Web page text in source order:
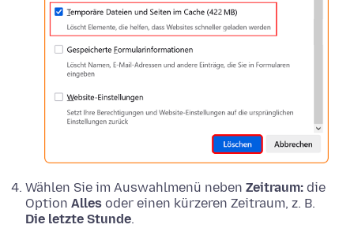
Wählen Sie im Auswahlmenü neben Zeitraum: die
Option Alles oder einen kürzeren Zeitraum, z. B.
Die letzte Stunde.